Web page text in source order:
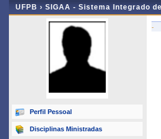
UFPB › SIGAA - Sistema Integrado
Perfil Pessoal
Disciplinas Ministradas
-